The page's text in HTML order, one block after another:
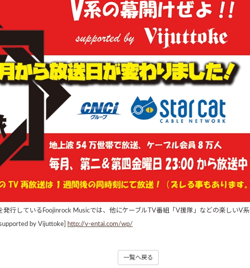
行しているFoojinrock Musicでは、他にケーブルTV番組「V援隊」などの楽しいV
by Vijuttoke] http://v-entai.com/wp/
一覧へ戻る